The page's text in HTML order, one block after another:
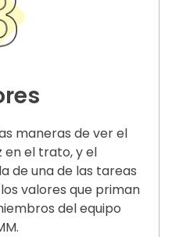
maneras de ver el
en el trato, y el
de una de las tareas
valores que priman
del equipo